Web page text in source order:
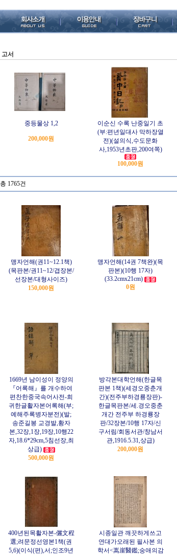
고서
중등물상 1,2
200,000원
이순신 수록 난중일기 초
(부:편년일대사 막하장열
전)(설의식,수도문화
사,1953년초판,200여쪽)
100,000원
총 1765건
맹자언해(권11~12.1책)
(목판본/권11~12/겹장본/
선장본/대형사이즈)
150,000원
맹자언해(14권 7책완)(목
판본)(10행 17자)
(33.2cmx21cm)
0원
1669년 남이성이 정양의
『어록해』를 개수하여
편찬한중국속어사전-희
귀한글활자본어록해(부;
예해주록병자분전)(발;
송준길봉 교경발,황자
본,32장,1장,19장,10행22
자,18.6*29cm,5침선장,최
상급)
500,000원
방각본대학언해(한글목
판본 1책)(세경오중춘개
간)(전주부하경룡장판)-
한글목판본/세.경오중춘
개간 전주부 하경룡장
판/32장본/10행 17자/신
구서림/회동서관/창남서
관,1916.5.31,상급)
200,000원
400년된목활자본-儷文程
選;려문정선영본1책(권
5,6)(이식(편),서;인조9년
시종일관 깨끗하게쓰고
연대가오래된 필사본 의
학서<嵩崖醫鑑;숭애의감